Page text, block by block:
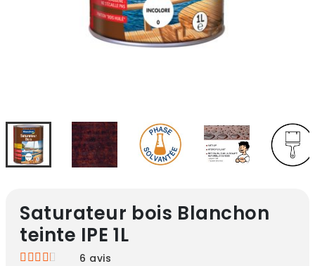
Saturateur bois Blanchon
teinte IPE 1L
6 avis